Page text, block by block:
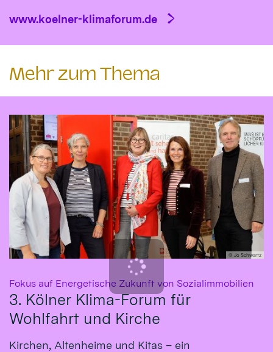
www.koelner-klimaforum.de
Mehr zum Thema
© Jo Schwartz
Fokus auf Energetische Zukunft von Sozialimmobilien
3. Kölner Klima-Forum für
Wohlfahrt und Kirche
Kirchen, Altenheime und Kitas – ein